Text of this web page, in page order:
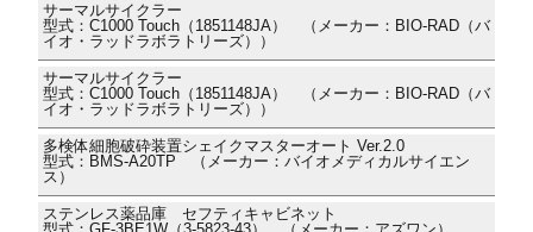
サーマルサイクラー
型式：C1000 Touch（1851148JA） （メーカー：BIO-RAD（バ
イオ・ラッドラボラトリーズ））
サーマルサイクラー
型式：C1000 Touch（1851148JA） （メーカー：BIO-RAD（バ
イオ・ラッドラボラトリーズ））
多検体細胞破砕装置シェイクマスターオート Ver.2.0
型式：BMS-A20TP （メーカー：バイオメディカルサイエン
ス）
ステンレス薬品庫 セフティキャビネット